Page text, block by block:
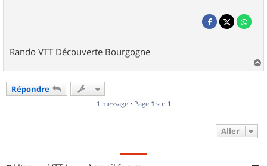
Rando VTT Découverte Bourgogne
a
Répondre
1 message • Page 1 sur 1
Aller